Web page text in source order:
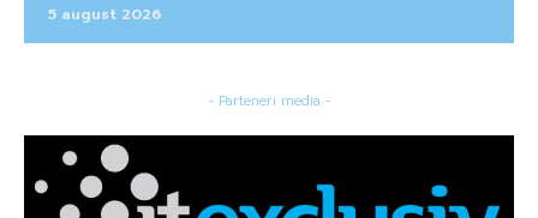
5 august 2026
- Parteneri media -